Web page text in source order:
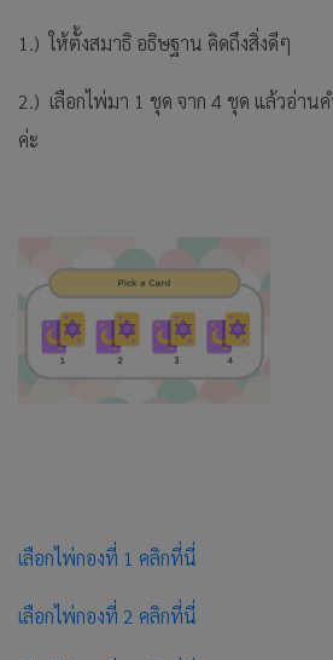
1.) ให้ตั้งสมาธิ อธิษฐาน คิดถึงสิ่งดีๆ
2.) เลือกไพ่มา 1 ชุด จาก 4 ชุด แล้วอ่าน
ค่ะ
เลือกไพ่กองที่ 1 คลิกที่นี่
เลือกไพ่กองที่ 2 คลิกที่นี่